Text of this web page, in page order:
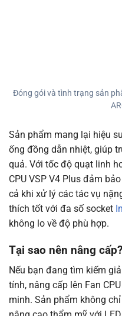
Đóng gói và tình trạng sản
Sản phẩm mang lại hiệu
ống đồng dẫn nhiệt, giúp
quả. Với tốc độ quạt linh
CPU VSP V4 Plus đảm
cả khi xử lý các tác vụ
thích tốt với đa số socket
không lo về độ phù hợp.
Tại sao nên nâng cấp?
Nếu bạn đang tìm kiếm
tính, nâng cấp lên Fan
minh. Sản phẩm không